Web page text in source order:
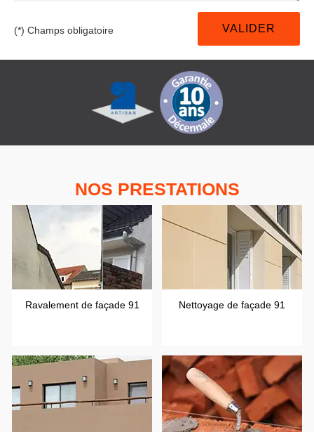
(*) Champs obligatoire
NOS PRESTATIONS
Ravalement de façade 91 Nettoyage de façade 91